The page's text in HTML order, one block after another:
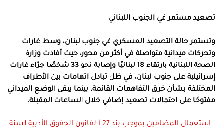
تصعيد مستمر في الجنوب اللبناني
وتستمر حالة التصعيد العسكري في جنوب لبنان، وسط غارات
وتحركات ميدانية متواصلة في أكثر من محور، حيث أفادت وزارة
الصحة اللبنانية بارتقاء 18 لبنانيًا وإصابة نحو 33 شخصًا جرّاء غارات
إسرائيلية على جنوب لبنان، في ظل تبادل اتهامات بين الأطراف
المختلفة بشأن خرق التفاهمات القائمة، بينما يبقى الوضع الميداني
مفتوحًا على احتمالات تصعيد إضافي خلال الساعات المقبلة.
استعمال المضامين بموجب بند 27 أ لقانون الحقوق الأدبية لسنة